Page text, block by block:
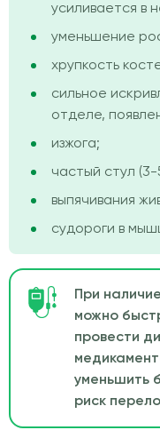
усиливается в
уменьшение
хрупкость
сильное
отделе,
изжога;
частый стул (3-
выпячивания
судороги в
При
можно
провести
уменьшить
риск